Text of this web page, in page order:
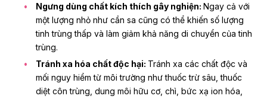
Ngưng dùng chất kích thích gây nghiện: Ngay cả với
một lượng nhỏ như cần sa cũng có thể khiến số lượng
tinh trùng thấp và làm giảm khả năng di chuyển của tinh
trùng.
Tránh xa hóa chất độc hại: Tránh xa các chất độc và
mối nguy hiểm từ môi trường như thuốc trừ sâu, thuốc
diệt côn trùng, dung môi hữu cơ, chì, bức xạ ion hóa,